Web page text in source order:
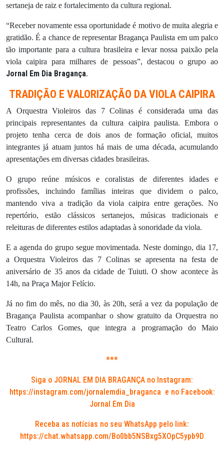
sertaneja de raiz e fortalecimento da cultura regional.
“Receber novamente essa oportunidade é motivo de muita alegria e
gratidão. É a chance de representar Bragança Paulista em um palco
tão importante para a cultura brasileira e levar nossa paixão pela
viola caipira para milhares de pessoas”, destacou o grupo ao
Jornal Em Dia Bragança.
TRADIÇÃO E VALORIZAÇÃO DA VIOLA CAIPIRA
A Orquestra Violeiros das 7 Colinas é considerada uma das
principais representantes da cultura caipira paulista. Embora o
projeto tenha cerca de dois anos de formação oficial, muitos
integrantes já atuam juntos há mais de uma década, acumulando
apresentações em diversas cidades brasileiras.
O grupo reúne músicos e coralistas de diferentes idades e
profissões, incluindo famílias inteiras que dividem o palco,
mantendo viva a tradição da viola caipira entre gerações. No
repertório, estão clássicos sertanejos, músicas tradicionais e
releituras de diferentes estilos adaptadas à sonoridade da viola.
E a agenda do grupo segue movimentada. Neste domingo, dia 17,
a Orquestra Violeiros das 7 Colinas se apresenta na festa de
aniversário de 35 anos da cidade de Tuiuti. O show acontece às
14h, na Praça Major Felício.
Já no fim do mês, no dia 30, às 20h, será a vez da população de
Bragança Paulista acompanhar o show gratuito da Orquestra no
Teatro Carlos Gomes, que integra a programação do Maio
Cultural.
***
Siga o JORNAL EM DIA BRAGANÇA no Instagram:
https://instagram.com/jornalemdia_braganca e no Facebook:
Jornal Em Dia
Receba as notícias no seu WhatsApp pelo link:
https://chat.whatsapp.com/Bo0bb5NSBxg5XOpC5ypb9D